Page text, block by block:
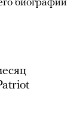
биографии